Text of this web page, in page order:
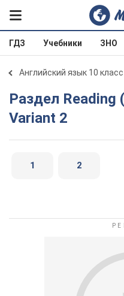
ГДЗ Учебники ЗНО
Английский язык 10
Раздел Reading (the first term).
Variant 2
1 2